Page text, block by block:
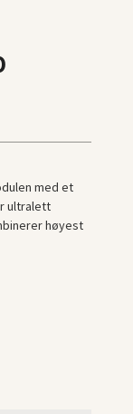
med et
ultralett
høyest